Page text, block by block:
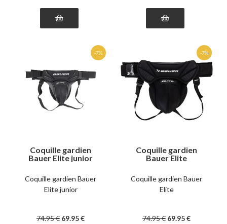
Coquille gardien
Bauer Elite junior
Coquille gardien Bauer
Elite junior
74.95€ 69.95€
Coquille gardien
Bauer Elite
Coquille gardien Bauer
Elite
74.95€ 69.95€